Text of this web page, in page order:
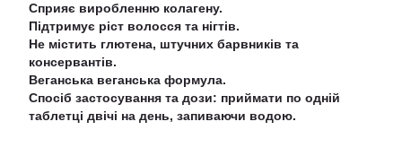
Сприяє виробленню колагену.
Підтримує ріст волосся та нігтів.
Не містить глютена, штучних барвників та
консервантів.
Веганська веганська формула.
Спосіб застосування та дози: приймати по одній
таблетці двічі на день, запиваючи водою.